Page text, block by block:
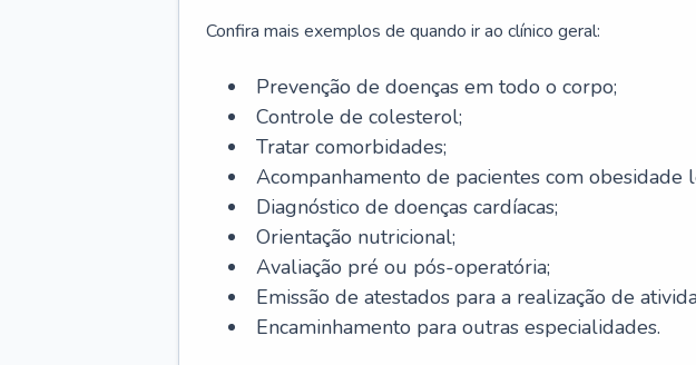
Confira mais exemplos de quando ir ao clínico geral:
Prevenção de doenças em todo o corpo;
Controle de colesterol;
Tratar comorbidades;
Acompanhamento de pacientes com obesidade
Diagnóstico de doenças cardíacas;
Orientação nutricional;
Avaliação pré ou pós-operatória;
Emissão de atestados para a realização de
Encaminhamento para outras especialidades.